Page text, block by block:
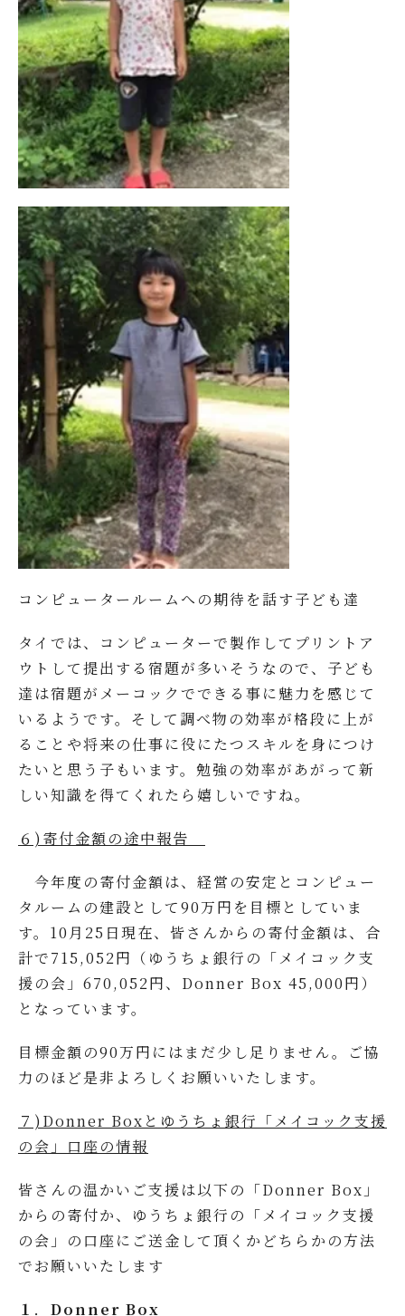
コンピュータールームへの期待を話す子ども達
タイでは、コンピューターで製作してプリントア
ウトして提出する宿題が多いそうなので、子ども
達は宿題がメーコックでできる事に魅力を感じて
いるようです。そして調べ物の効率が格段に上が
ることや将来の仕事に役にたつスキルを身につけ
たいと思う子もいます。勉強の効率があがって新
しい知識を得てくれたら嬉しいですね。
６)寄付金額の途中報告
今年度の寄付金額は、経営の安定とコンピュー
タルームの建設として90万円を目標としていま
す。10月25日現在、皆さんからの寄付金額は、合
計で715,052円（ゆうちょ銀行の「メイコック支
援の会」670,052円、Donner Box 45,000円）
となっています。
目標金額の90万円にはまだ少し足りません。ご協
力のほど是非よろしくお願いいたします。
７)Donner Boxとゆうちょ銀行「メイコック支援
の会」口座の情報
皆さんの温かいご支援は以下の「Donner Box」
からの寄付か、ゆうちょ銀行の「メイコック支援
の会」の口座にご送金して頂くかどちらかの方法
でお願いいたします
１ ． Donner Box